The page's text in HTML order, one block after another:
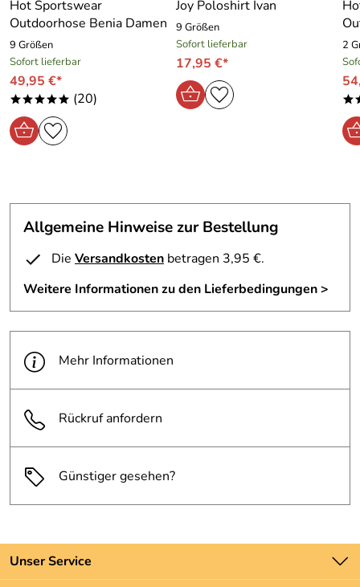
Hot Sportswear
Outdoorhose Benia Damen
9 Größen
Sofort lieferbar
49,95 €*
***** (20)
Joy Poloshirt Ivan
9 Größen
Sofort lieferbar
17,95 €*
2
Allgemeine Hinweise zur Bestellung
Die Versandkosten betragen 3,95 €.
Weitere Informationen zu den Lieferbedingungen >
Mehr Informationen
Rückruf anfordern
Günstiger gesehen?
Unser Service